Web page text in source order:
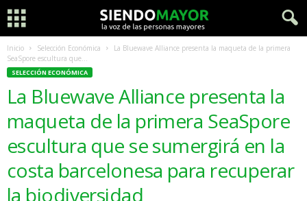
Inicio Selección Económica
La Bluewave Alliance presenta la maqueta de la primera
SeaSpore escultura que...
SELECCIÓN ECONÓMICA
La Bluewave Alliance presenta la
maqueta de la primera SeaSpore
escultura que se sumergirá en la
costa barcelonesa para recuperar
la biodiversidad